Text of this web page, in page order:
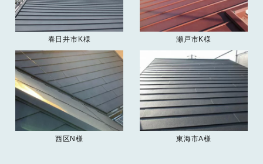
春日井市K様 瀬戸市K様
西区N様 東海市A様